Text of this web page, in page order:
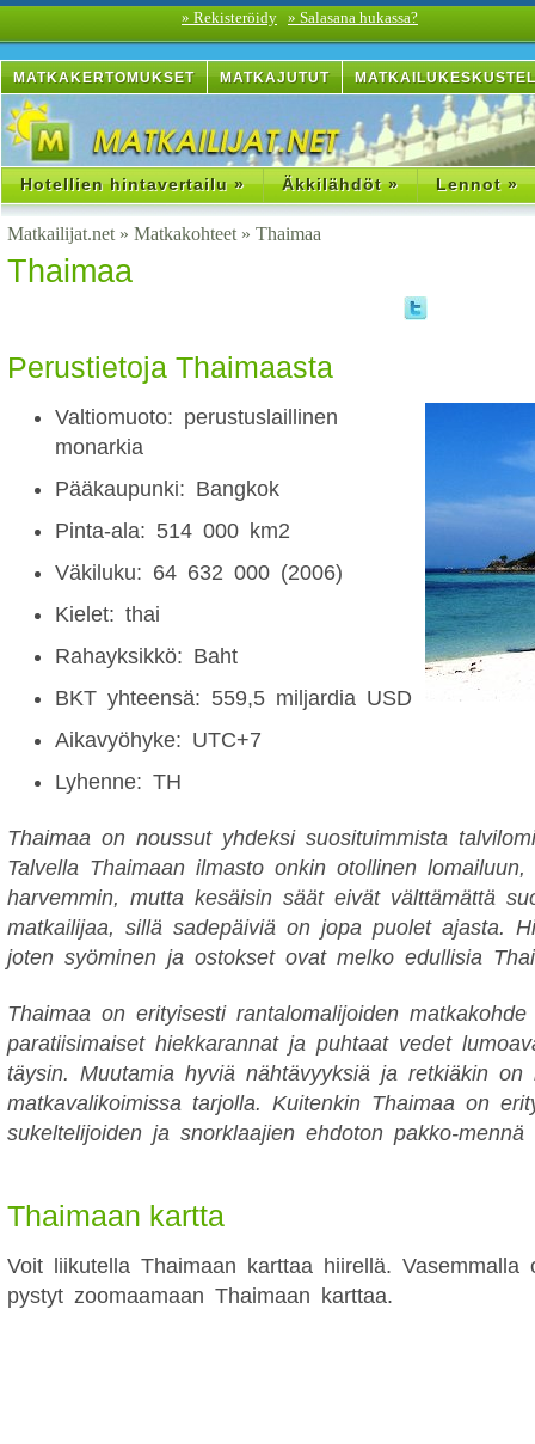
» Rekisteröidy » Salasana hukassa?
MATKAKERTOMUKSET MATKAJUTUT
Hotellien hintavertailu » Äkkilähdöt » Lennot »
Matkailijat.net » Matkakohteet » Thaimaa
Thaimaa
Perustietoja Thaimaasta
Valtiomuoto: perustuslaillinen
monarkia
Pääkaupunki: Bangkok
Pinta-ala: 514 000 km2
Väkiluku: 64 632 000 (2006)
Kielet: thai
Rahayksikkö: Baht
BKT yhteensä: 559,5 miljardia USD
Aikavyöhyke: UTC+7
Lyhenne: TH
Thaimaa on noussut yhdeksi suosituimmista
Talvella Thaimaan ilmasto onkin otollinen
harvemmin, mutta kesäisin säät eivät välttämättä
matkailijaa, sillä sadepäiviä on jopa puolet ajasta.
joten syöminen ja ostokset ovat melko edullisia
Thaimaa on erityisesti rantalomalijoiden
paratiisimaiset hiekkarannat ja puhtaat vedet
täysin. Muutamia hyviä nähtävyyksiä ja retkiäkin on
matkavalikoimissa tarjolla. Kuitenkin Thaimaa on
sukeltelijoiden ja snorklaajien ehdoton pakko-mennä
Thaimaan kartta
Voit liikutella Thaimaan karttaa hiirellä. Vasemmalla
pystyt zoomaamaan Thaimaan karttaa.